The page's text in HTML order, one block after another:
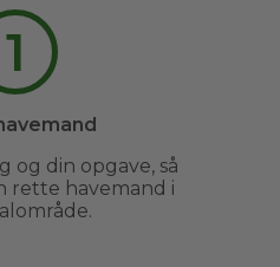
1
og din opgave, så
rette havemand i